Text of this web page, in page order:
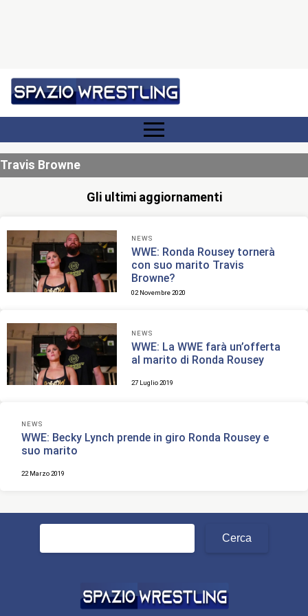
Travis Browne
Gli ultimi aggiornamenti
NEWS
WWE: Ronda Rousey tornerà
con suo marito Travis
Browne?
02 Novembre 2020
NEWS
WWE: La WWE farà un’offerta
al marito di Ronda Rousey
27 Luglio 2019
NEWS
WWE: Becky Lynch prende in giro Ronda Rousey e
suo marito
22 Marzo 2019
Ricerca